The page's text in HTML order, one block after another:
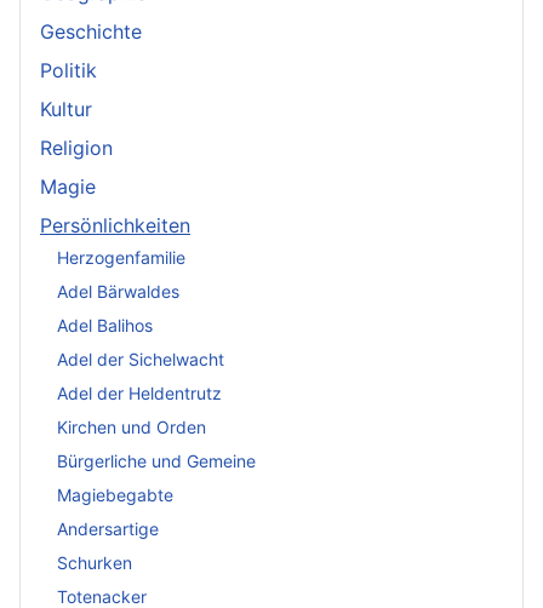
Geschichte
Politik
Kultur
Religion
Magie
Persönlichkeiten
Herzogenfamilie
Adel Bärwaldes
Adel Balihos
Adel der Sichelwacht
Adel der Heldentrutz
Kirchen und Orden
Bürgerliche und Gemeine
Magiebegabte
Andersartige
Schurken
Totenacker